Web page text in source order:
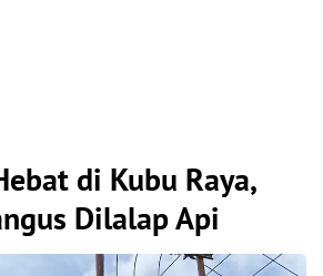
di Kubu Raya,
Dilalap Api